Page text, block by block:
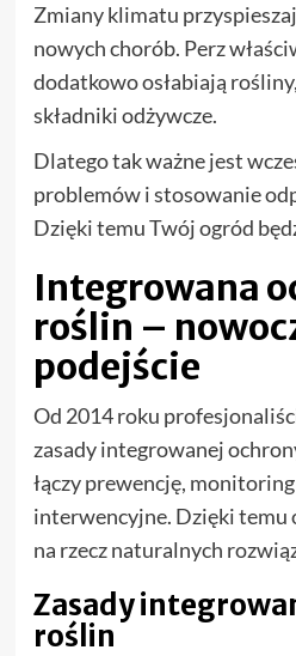
Zmiany klimatu
nowych chorób. Perz
dodatkowo osłabiają
składniki odżywcze.
Dlatego tak ważne jest
problemów i stosowanie
Dzięki temu Twój ogród
Integrowana
roślin –
podejście
Od 2014 roku
zasady integrowanej
łączy prewencję, monitoring
interwencyjne. Dzięki temu
na rzecz naturalnych
Zasady
roślin